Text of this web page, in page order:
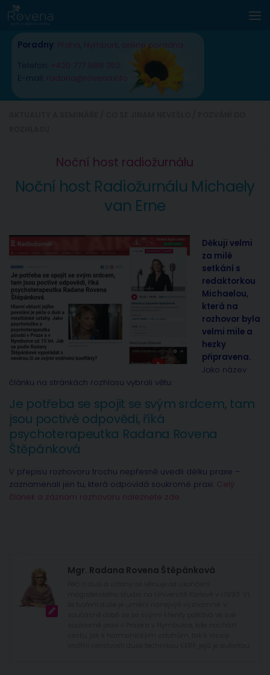
Skip to content
Poradny Praha Nymburk online poradna
Telefon: +420 777 588 352
E-mail: radana@rovena.info
Noční host radiožurnálu
Noční host Radiožurnálu Michaely
van Erne
Děkuji velmi
za milé
setkání s
redaktorkou
Michaelou,
která na
rozhovor byla
velmi mile a
hezky
připravena.
Jako název
článku na stránkách rozhlasu vybrali větu:
Je potřeba se spojit se svým srdcem, tam
jsou poctivé odpovědi, říká
psychoterapeutka Radana Rovena
Štěpánková
V přepisu rozhovoru trochu nepřesně uvedli délku praxe –
zaznamenali jen tu, která odpovídá soukromé praxi. Celý
článek a záznam rozhovoru naleznete zde.
Mgr. Radana Rovena Štěpánková